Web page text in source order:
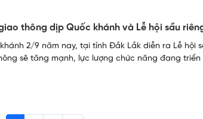
thông dịp Quốc khánh và Lễ hội sầu
khánh 2/9 năm nay, tại tỉnh Đắk Lắk diễn ra Lễ
sẽ tăng mạnh, lực lượng chức năng đang